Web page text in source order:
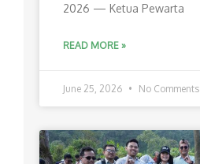
2026 — Ketua Pewarta
READ MORE »
June 25, 2026 No Comments